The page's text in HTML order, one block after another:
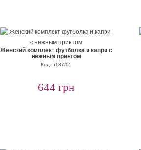
Женский комплект футболка и капри с
нежным принтом
Код: 6187/01
644 грн